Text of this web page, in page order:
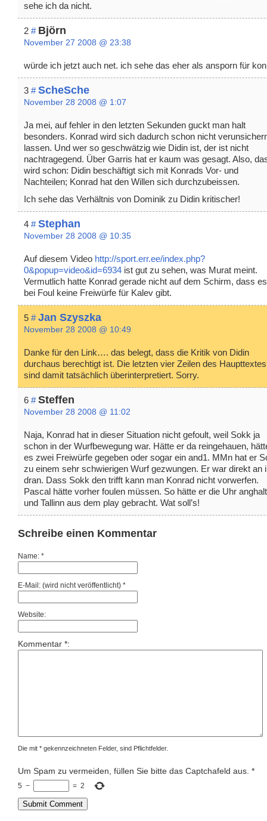
sehe ich da nicht.
2 # Björn
November 27 2008 @ 23:38
würde ich jetzt auch net. ich sehe das eher als ansporn für
3 # ScheSche
November 28 2008 @ 1:07
Ja mei, auf fehler in den letzten Sekunden guckt man halt
besonders. Konrad wird sich dadurch schon nicht
lassen. Und wer so geschwätzig wie Didin ist, der ist nicht
nachtragegend. Über Garris hat er kaum was gesagt. Also,
wird schon: Didin beschäftigt sich mit Konrads Vor- und
Nachteilen; Konrad hat den Willen sich durchzubeissen.
Ich sehe das Verhältnis von Dominik zu Didin kritischer!
4 # Stephan
November 28 2008 @ 10:35
Auf diesem Video http://sport.err.ee/index.php?
0&popup=video&id=6934 ist gut zu sehen, was Murat meint.
Vermutlich hatte Konrad gerade nicht auf dem Schirm, dass es
bei Foul keine Freiwürfe für Kalev gibt.
5 # Jan Szyszka
November 28 2008 @ 10:49
Danke für den Link…. das belegt, dass die Kritik von Didin
durchaus berechtigt ist. Die letzten vier Zeilen des Haupttextes
sind damit tatsächlich überinterpretiert. Sorry.
6 # Steffen
November 28 2008 @ 11:02
Naja, Konrad hat in dieser Situation nicht gefoult, weil Sokk ja
schon in der Wurfbewegung war. Hätte er da reingehauen,
es zwei Freiwürfe gegeben oder sogar ein and1. MMn hat er
zu einem sehr schwierigen Wurf gezwungen. Er war direkt an
dran. Dass Sokk den trifft kann man Konrad nicht vorwerfen.
Pascal hätte vorher foulen müssen. So hätte er die Uhr
und Tallinn aus dem play gebracht. Wat soll’s!
Schreibe einen Kommentar
Name: *
E-Mail: (wird nicht veröffentlicht) *
Website:
Kommentar *:
Die mit * gekennzeichneten Felder, sind Pflichtfelder.
Um Spam zu vermeiden, füllen Sie bitte das Captchafeld aus. *
5 − = 2